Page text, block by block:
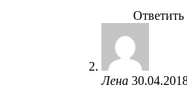
Ответить
Лена